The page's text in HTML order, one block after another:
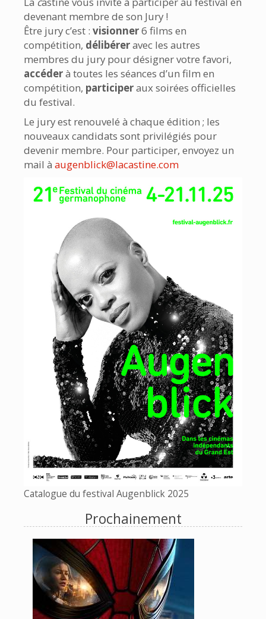
devenant membre de son Jury !
Être jury c’est : visionner6 films en
compétition, délibéreravec les autres
membres du jury pour désigner votre favori,
accéderà toutes les séances d’un film en
compétition, participeraux soirées officielles
du festival.
Le jury est renouvelé à chaque édition ; les
nouveaux candidats sont privilégiés pour
devenir membre. Pour participer, envoyez un
mail à augenblick@lacastine.com
Catalogue du festival Augenblick 2025
Prochainement